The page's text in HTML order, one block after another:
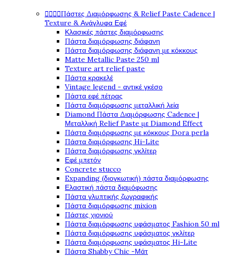
Πάστες Διαμόρφωσης & Relief Paste Cadence |
Texture & Ανάγλυφα Εφέ
Κλασικές πάστες διαμόρφωσης
Πάστα διαμόρφωσης διάφανη
Πάστα διαμόρφωσης διάφανη με κόκκους
Matte Metallic Paste 250 ml
Texture art relief paste
Πάστα κρακελέ
Vintage legend - αντικέ γκέσο
Πάστα εφέ πέτρας
Πάστα διαμόρφωσης μεταλλική λεία
Diamond Πάστα Διαμόρφωσης Cadence |
Μεταλλική Relief Paste με Diamond Effect
Πάστα διαμόρφωσης με κόκκους Dora perla
Πάστα διαμόρφωσης Hi-Lite
Πάστα διαμόρφωσης γκλίτερ
Εφέ μπετόν
Concrete stucco
Expanding (διογκωτική) πάστα διαμόρφωσης
Ελαστική πάστα διαμόφωσης
Πάστα γλυπτικής ζωγραφικής
Πάστα διαμόρφωσης mixion
Πάστες χιονιού
Πάστα διαμόρφωσης υφάσματος Fashion 50 ml
Πάστα διαμόρφωσης υφάσματος γκλίτερ
Πάστα διαμόρφωσης υφάσματος Hi-Lite
Πάστα Shabby Chic -Μάτ